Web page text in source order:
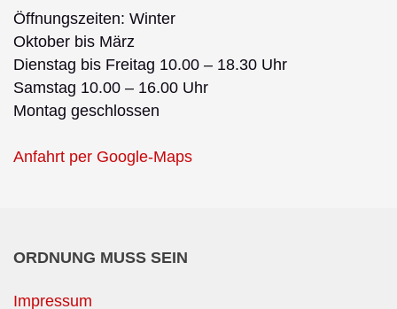
Öffnungszeiten: Winter
Oktober bis März
Dienstag bis Freitag 10.00 – 18.30 Uhr
Samstag 10.00 – 16.00 Uhr
Montag geschlossen
Anfahrt per Google-Maps
ORDNUNG MUSS SEIN
Impressum